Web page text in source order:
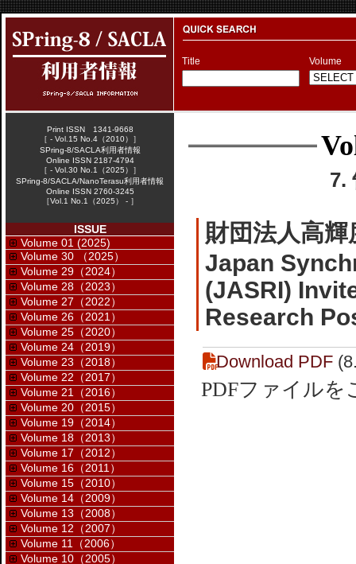
Title Volume
7.
財団法人高
Japan
(JASRI)
Research
Download PDF
PDFファイルを
Print ISSN 1341-9668
［ - Vol.15 No.4（2010）］
SPring-8/SACLA利用者情報
Online ISSN 2187-4794
［ - Vol.30 No.1（2025）］
SPring-8/SACLA/NanoTerasu利用者情報
Online ISSN 2760-3245
［Vol.1 No.1（2025） - ］
ISSUE
Volume 01 (2025)
Volume 30 （2025）
Volume 29（2024）
Volume 28（2023）
Volume 27（2022）
Volume 26（2021）
Volume 25（2020）
Volume 24（2019）
Volume 23（2018）
Volume 22（2017）
Volume 21（2016）
Volume 20（2015）
Volume 19（2014）
Volume 18（2013）
Volume 17（2012）
Volume 16（2011）
Volume 15（2010）
Volume 14（2009）
Volume 13（2008）
Volume 12（2007）
Volume 11（2006）
Volume 10（2005）